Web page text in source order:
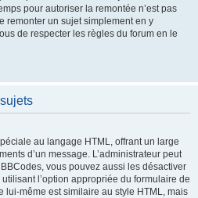
pour autoriser la remontée n’est pas
remonter un sujet simplement en y
de respecter les règles du forum en le
au langage HTML, offrant un large
d’un message. L’administrateur peut
vous pouvez aussi les désactiver
l’option appropriée du formulaire de
lui-même est similaire au style HTML, mais